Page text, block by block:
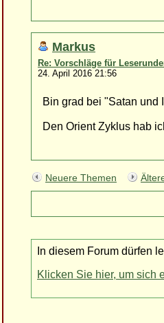
Markus
Re: Vorschläge für
24. April 2016 21:56
Bin grad bei "Satan und
Den Orient Zyklus hab
Neuere Themen
In diesem Forum dürfen
Klicken Sie hier, um sich